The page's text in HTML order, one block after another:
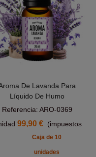
De Lavanda Para
Líquido De Humo
Referencia: ARO-0369
99,90 € (impuestos
Caja de 10
unidades